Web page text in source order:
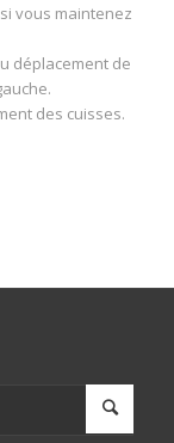
si vous maintenez
déplacement de
des cuisses.